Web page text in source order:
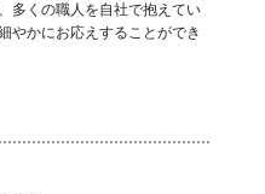
多くの職人を自社で抱えてい
やかにお応えすることができ